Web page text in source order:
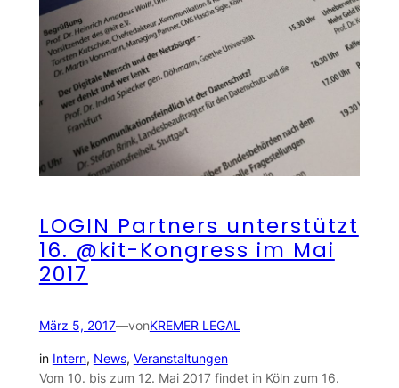
LOGIN Partners unterstützt
16. @kit-Kongress im Mai
2017
März 5, 2017—vonKREMER LEGAL
in Intern, News, Veranstaltungen
Vom 10. bis zum 12. Mai 2017 findet in Köln zum 16.